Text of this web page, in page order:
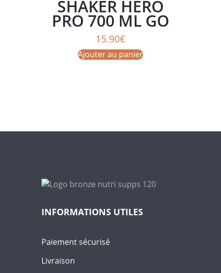
SHAKER HERO
PRO 700 ML GO
HARD OR GO
HOME
15.90€
Ajouter au panier
INFORMATIONS UTILES
Paiement sécurisé
Livraison